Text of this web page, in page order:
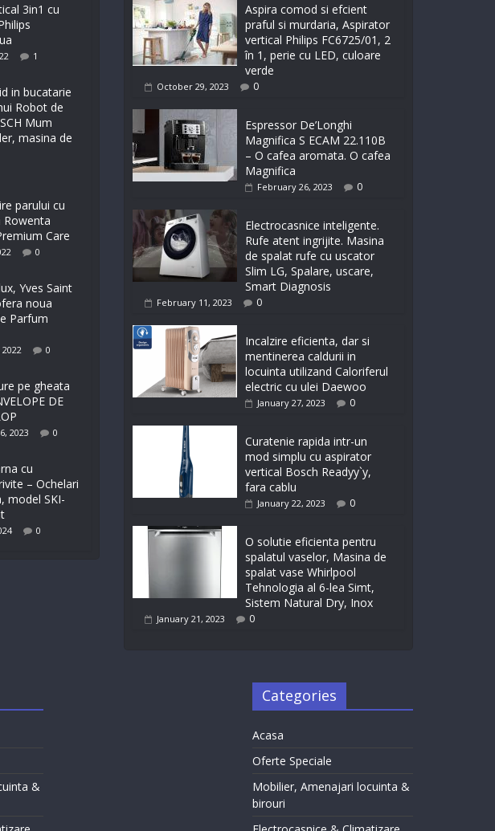
3in1 cu
1
in bucatarie
Robot de
Mum
masina de
parului cu
Care
0
Yves Saint
noua
Parfum
0
pe gheata
DE
2023 0
cu
– Ochelari
model SKI-
0
Aspira comod si efcient
praful si murdaria, Aspirator
vertical Philips FC6725/01, 2
în 1, perie cu LED, culoare
verde
October 29, 2023 0
Espressor De’Longhi
Magnifica S ECAM 22.110B
– O cafea aromata. O cafea
Magnifica
February 26, 2023 0
Electrocasnice inteligente.
Rufe atent ingrijite. Masina
de spalat rufe cu uscator
Slim LG, Spalare, uscare,
Smart Diagnosis
February 11, 2023 0
Incalzire eficienta, dar si
mentinerea caldurii in
locuinta utilizand Caloriferul
electric cu ulei Daewoo
January 27, 2023 0
Curatenie rapida intr-un
mod simplu cu aspirator
vertical Bosch Readyy`y,
fara cablu
January 22, 2023 0
O solutie eficienta pentru
spalatul vaselor, Masina de
spalat vase Whirlpool
Tehnologia al 6-lea Simt,
Sistem Natural Dry, Inox
January 21, 2023 0
&
Categories
Acasa
Oferte Speciale
Mobilier, Amenajari locuinta &
birouri